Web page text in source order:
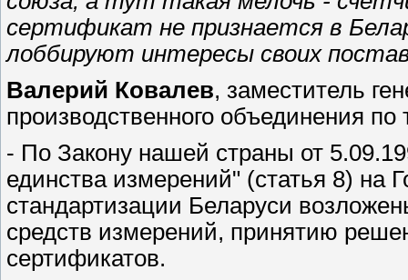
сертификат не признается в
лоббируют интересы своих
Валерий Ковалев, заместитель
производственного объединения
- По Закону нашей страны от
единства измерений" (статья 8) на
стандартизации Беларуси
средств измерений, принятию
сертификатов.